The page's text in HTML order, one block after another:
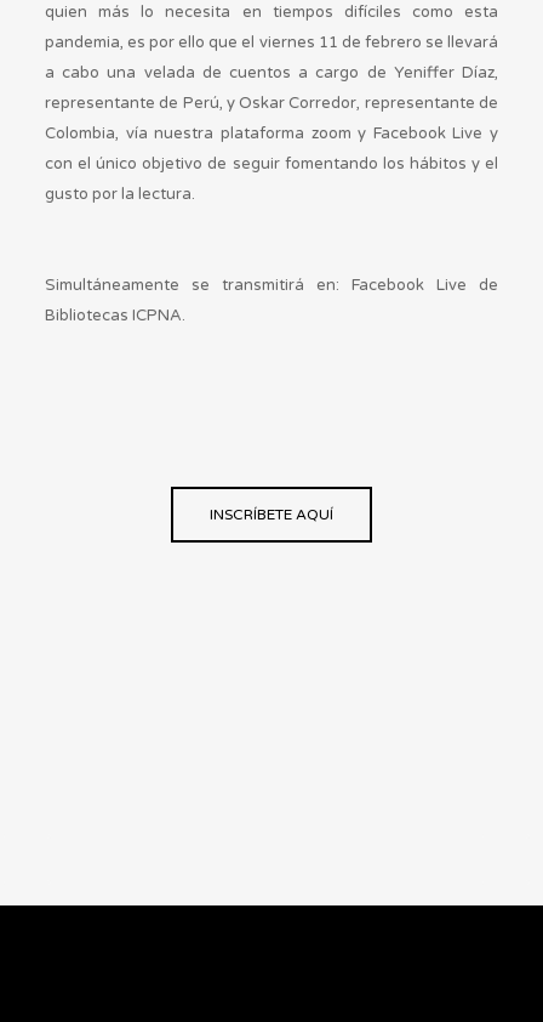
quien más lo necesita en tiempos difíciles como esta
pandemia, es por ello que el viernes 11 de febrero se llevará
a cabo una velada de cuentos a cargo de Yeniffer Díaz,
representante de Perú, y Oskar Corredor, representante de
Colombia, vía nuestra plataforma zoom y Facebook Live y
con el único objetivo de seguir fomentando los hábitos y el
gusto por la lectura.
Simultáneamente se transmitirá en: Facebook Live de
Bibliotecas ICPNA.
INSCRÍBETE AQUÍ